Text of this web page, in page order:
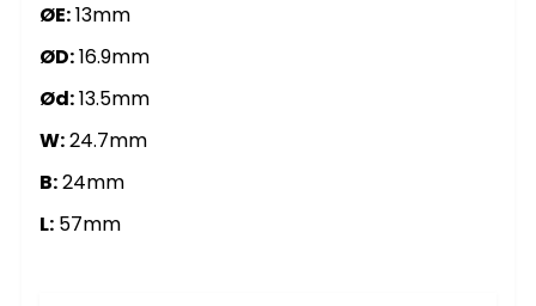
ØE:13mm
ØD:16.9mm
Ød:13.5mm
W:24.7mm
B:24mm
L: 57mm